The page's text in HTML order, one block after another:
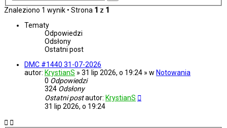
Znaleziono 1 wynik • Strona 1 z 1
Tematy
Odpowiedzi
Odsłony
Ostatni post
DMC #1440 31-07-2026
autor: KrystianS » 31 lip 2026, o 19:24 » w Notowania
0 Odpowiedzi
324 Odsłony
Ostatni postautor: KrystianS
31 lip 2026, o 19:24